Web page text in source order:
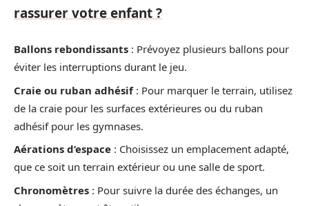
rassurer votre enfant ?
Ballons rebondissants : Prévoyez plusieurs ballons pour
éviter les interruptions durant le jeu.
Craie ou ruban adhésif: Pour marquer le terrain, utilisez
de la craie pour les surfaces extérieures ou du ruban
adhésif pour les gymnases.
Aérations d’espace : Choisissez un emplacement adapté,
que ce soit un terrain extérieur ou une salle de sport.
Chronomètres : Pour suivre la durée des échanges, un